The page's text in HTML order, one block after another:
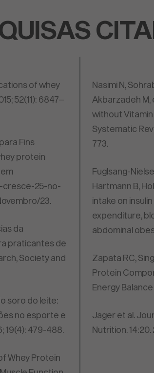
of whey
52(11): 6847–
Fins
protein
cresce-25-no-
23.
da
praticantes de
Society and
soro do leite:
no esporte e
19(4): 479-488.
Whey Protein
Nasimi N,
Akbarzadeh M,
without
Systematic
773.
Fuglsang-
Hartmann B,
intake on
expenditure,
abdominal
Zapata RC,
Protein
Energy Balance
Jager et al.
Nutrition. 14:20.